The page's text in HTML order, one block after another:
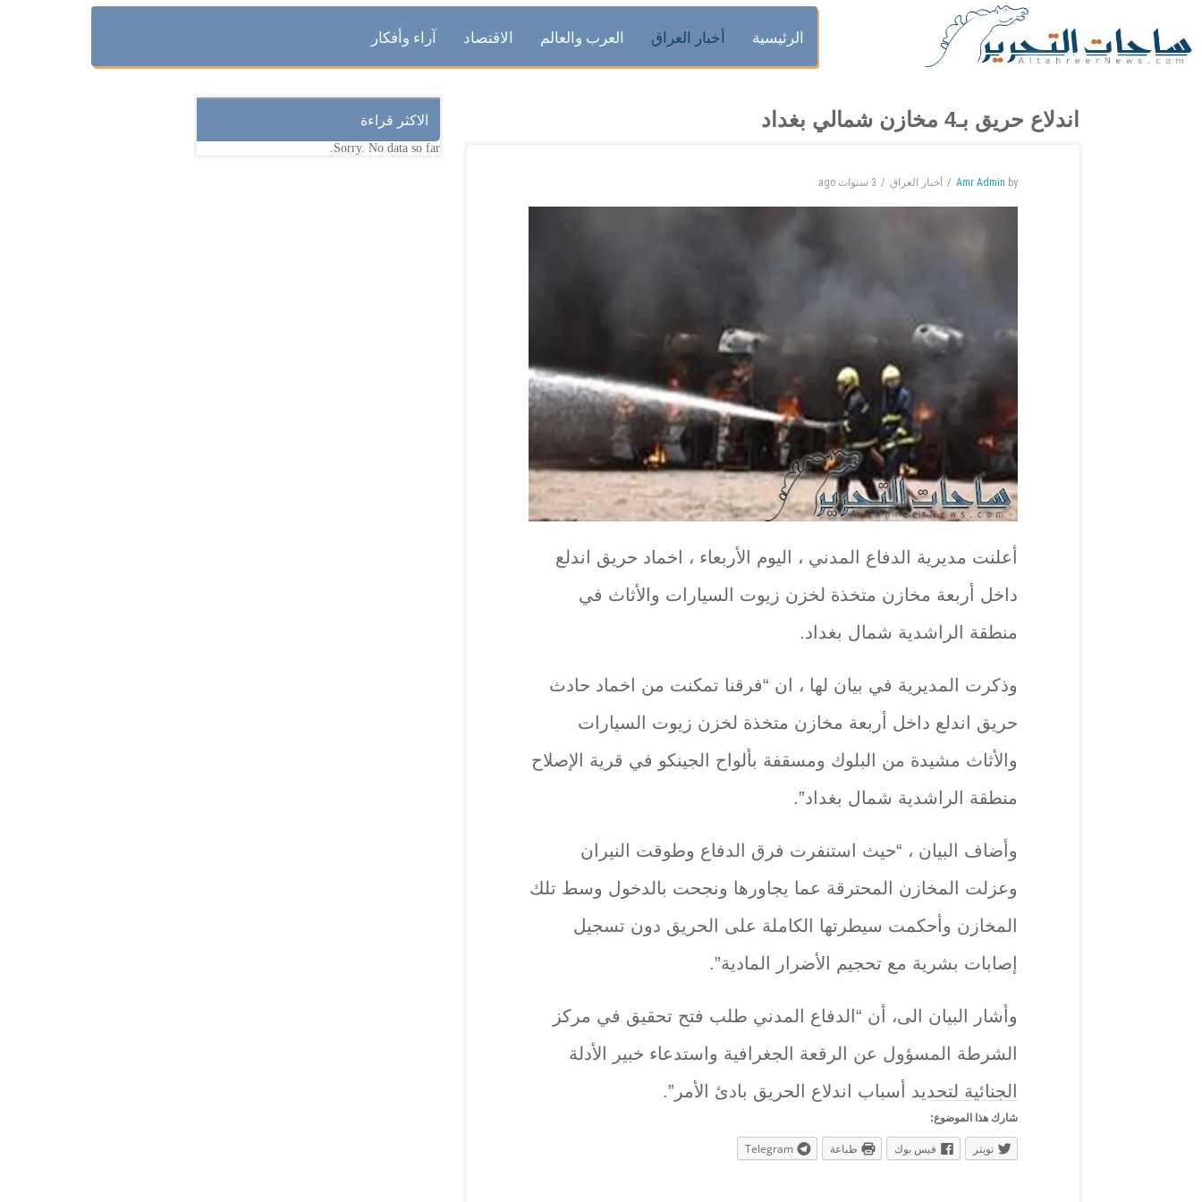
الرئيسية أخبار العراق العرب والعالم الاقتصاد آراء وأفكار
اندلاع حريق بـ4 مخازن شمالي بغداد
by
Amr Admin أخبار العراق 3 سنوات ago
أعلنت مديرية الدفاع المدني ، اليوم الأربعاء ، اخماد حريق اندلع
داخل أربعة مخازن متخذة لخزن زيوت السيارات والأثاث في
منطقة الراشدية شمال بغداد.
وذكرت المديرية في بيان لها ، ان “فرقنا تمكنت من اخماد حادث
حريق اندلع داخل أربعة مخازن متخذة لخزن زيوت السيارات
والأثاث مشيدة من البلوك ومسقفة بألواح الجينكو في قرية الإصلاح
منطقة الراشدية شمال بغداد”.
وأضاف البيان ، “حيث استنفرت فرق الدفاع وطوقت النيران
وعزلت المخازن المحترقة عما يجاورها ونجحت بالدخول وسط تلك
المخازن وأحكمت سيطرتها الكاملة على الحريق دون تسجيل
إصابات بشرية مع تحجيم الأضرار المادية”.
وأشار البيان الى، أن “الدفاع المدني طلب فتح تحقيق في مركز
الشرطة المسؤول عن الرقعة الجغرافية واستدعاء خبير الأدلة
الجنائية لتحديد أسباب اندلاع الحريق بادئ الأمر”.
شارك هذا الموضوع:
تويتر فيس بوك طباعة Telegram
الاكثر قراءة
Sorry. No data so far.